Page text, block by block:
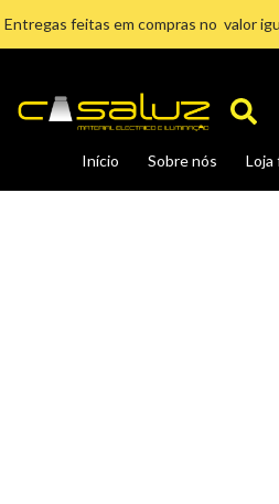
conteúdo
Entregas feitas em compras no valor
Início Sobre nós Loja